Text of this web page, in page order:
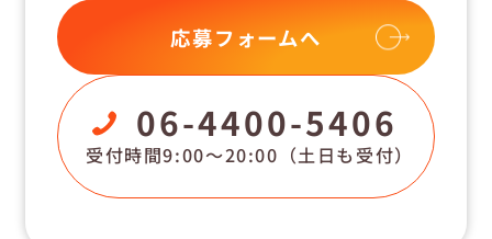
応募フォームへ
06-4400-5406
受付時間9:00〜20:00 （土日も受付）